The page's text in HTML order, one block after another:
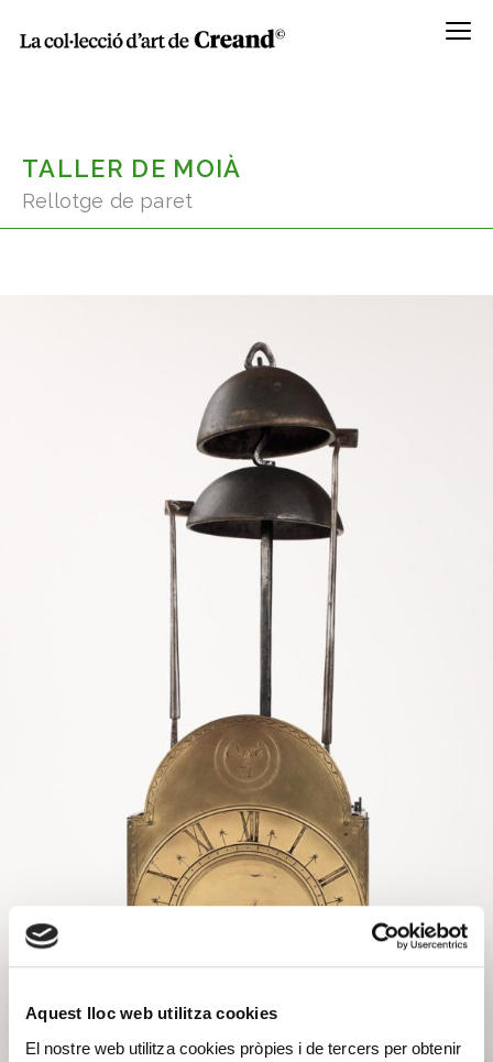
Aquest lloc web utilitza cookies
El nostre web utilitza cookies pròpies i de tercers per obtenir
Menú
TALLER DE MOIÀ
Rellotge de paret